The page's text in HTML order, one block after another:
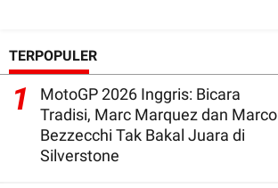
TERPOPULER
1
MotoGP 2026 Inggris: Bicara
Tradisi, Marc Marquez dan Marco
Bezzecchi Tak Bakal Juara di
Silverstone